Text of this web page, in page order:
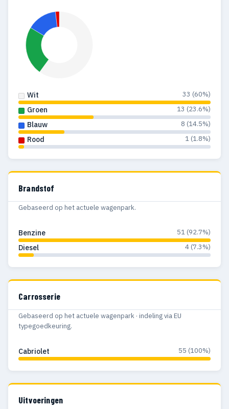
Wit 33 (60%)
Groen 13 (23.6%)
Blauw 8 (14.5%)
Rood 1 (1.8%)
Brandstof
Gebaseerd op het actuele wagenpark.
Benzine 51 (92.7%)
Diesel 4 (7.3%)
Carrosserie
Gebaseerd op het actuele wagenpark · indeling via EU
typegoedkeuring.
Cabriolet 55 (100%)
Uitvoeringen